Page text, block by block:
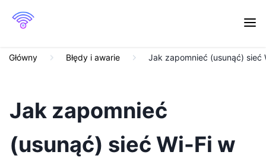
Główny Błędy i awarie Jak zapomnieć (usunąć) sieć
Jak zapomnieć
(usunąć) sieć Wi-Fi w